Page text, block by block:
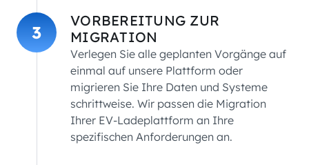
3
VORBEREITUNG ZUR
MIGRATION
Verlegen Sie alle geplanten Vorgänge auf
einmal auf unsere Plattform oder
migrieren Sie Ihre Daten und Systeme
schrittweise. Wir passen die Migration
Ihrer EV-Ladeplattform an Ihre
spezifischen Anforderungen an.